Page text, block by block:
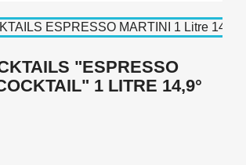
"ESPRESSO
1 LITRE 14,9°